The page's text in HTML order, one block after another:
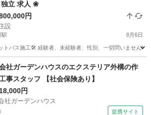
職人 独立 求人 ❀
円
設
駅 8月6日
バス施工🛠 経験者、未経験者、性別、一切問いません!
星川駅 内装職人 ユニットバス
社ガーデンハウスのエクステリア外構の作
事スタッフ 【社会保険あり】
円
社ガーデンハウス
提携サイト